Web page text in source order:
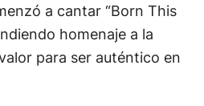
a cantar “Born This
homenaje a la
para ser auténtico en